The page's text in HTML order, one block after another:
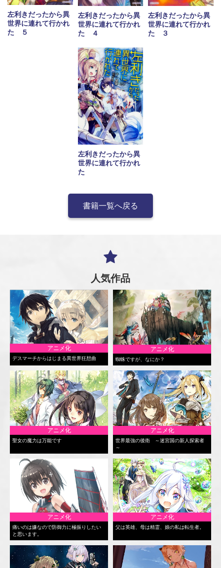
左利きだったから異
世界に連れて行かれ
た ５
左利きだったから異
世界に連れて行かれ
た ４
左利きだったから異
世界に連れて行かれ
た ３
左利きだったから異
世界に連れて行かれ
た
書籍一覧へ戻る
人気作品
アニメ化
デスマーチからはじまる異世界狂想曲
アニメ化
蜘蛛ですが、なにか？
アニメ化
聖女の魔力は万能です
アニメ化
世界最強の後衛 ～迷宮国の新人探索者
～
アニメ化
痛いのは嫌なので防御力に極振りしたい
と思います。
アニメ化
父は英雄、母は精霊、娘の私は転生者。